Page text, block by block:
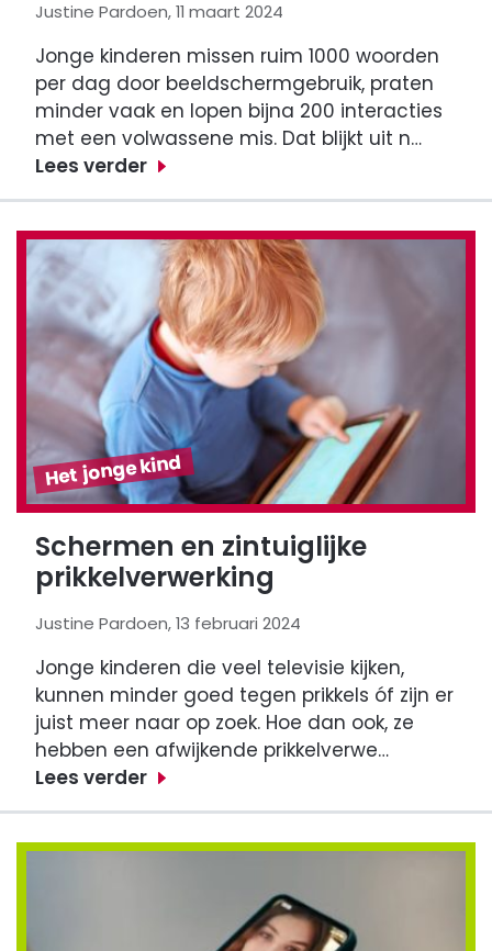
Justine Pardoen, 11 maart 2024
Jonge kinderen missen ruim 1000 woorden
per dag door beeldschermgebruik, praten
minder vaak en lopen bijna 200 interacties
met een volwassene mis. Dat blijkt uit n…
Lees verder
Het jonge kind
Schermen en zintuiglijke
prikkelverwerking
Justine Pardoen, 13 februari 2024
Jonge kinderen die veel televisie kijken,
kunnen minder goed tegen prikkels óf zijn er
juist meer naar op zoek. Hoe dan ook, ze
hebben een afwijkende prikkelverwe…
Lees verder